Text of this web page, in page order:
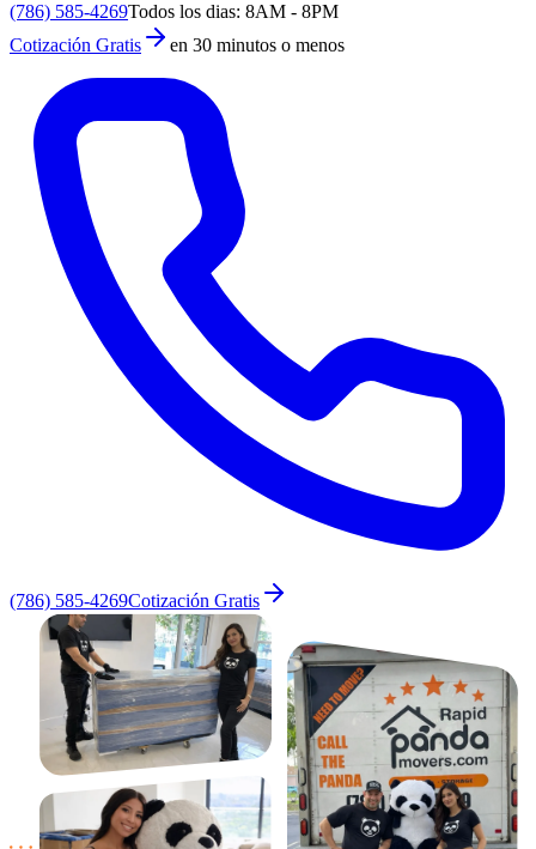
(786) 585-4269Todos los dias: 8AM - 8PM
Cotización Gratis
en 30 minutos o menos
(786) 585-4269Cotización Gratis